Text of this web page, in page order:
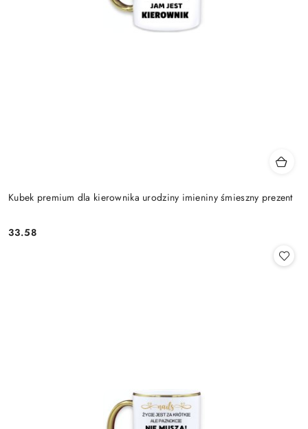
Kubek premium dla kierownika urodziny imieniny śmieszny prezent
Cena:
33.58